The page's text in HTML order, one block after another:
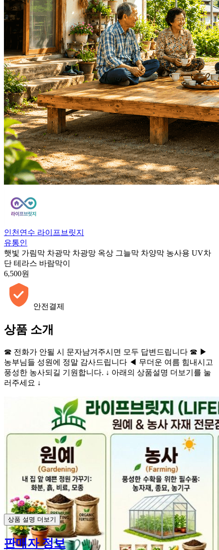
인천연수 라이프브릿지
유통인
햇빛 가림막 차광막 차광망 옥상 그늘막 차양막 농사용 UV차
단 테라스 바람막이
6,500원
안전결제
상품 소개
☎ 전화가 안될 시 문자남겨주시면 모두 답변드립니다 ☎ ▶
농부님들 성원에 정말 감사드립니다 ◀ 무더운 여름 힘내시고
풍성한 농사되길 기원합니다. ↓ 아래의 상품설명 더보기를 눌
러주세요 ↓
상품 설명 더보기
판매자 정보